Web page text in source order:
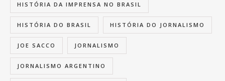
HISTÓRIA DA IMPRENSA NO BRASIL
HISTÓRIA DO BRASIL HISTÓRIA DO JORNALISMO
JOE SACCO JORNALISMO
JORNALISMO ARGENTINO